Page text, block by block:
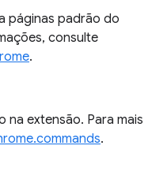
páginas padrão do
consulte
.
na extensão. Para mais
.